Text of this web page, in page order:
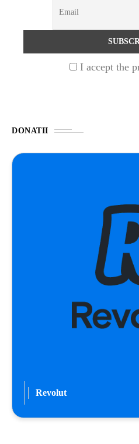
I accept the
DONATII
Revolut
Barajul Trei
Pământului: Mit
BLOG 2 years ago
Espressor paduri